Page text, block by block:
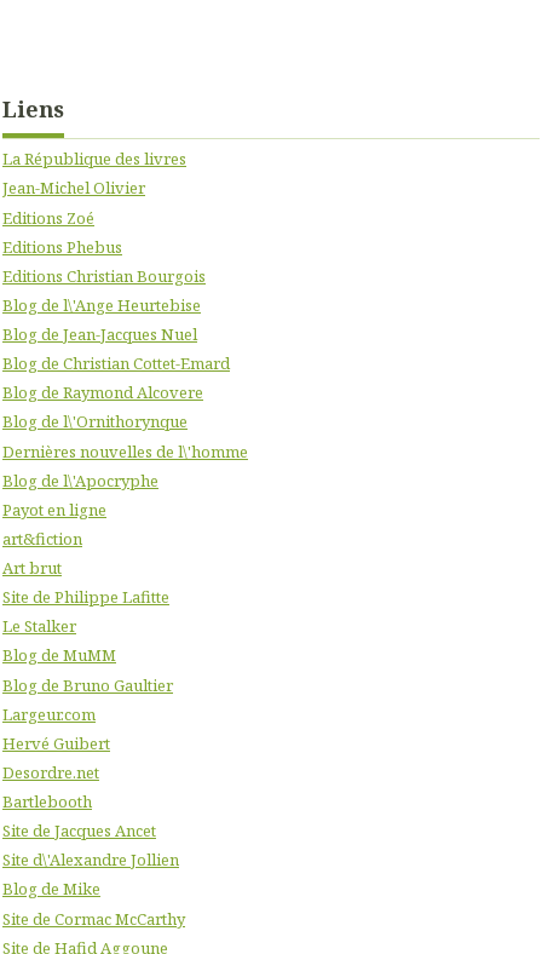
Liens
La République des livres
Jean-Michel Olivier
Editions Zoé
Editions Phebus
Editions Christian Bourgois
Blog de l\'Ange Heurtebise
Blog de Jean-Jacques Nuel
Blog de Christian Cottet-Emard
Blog de Raymond Alcovere
Blog de l\'Ornithorynque
Dernières nouvelles de l\'homme
Blog de l\'Apocryphe
Payot en ligne
art&fiction
Art brut
Site de Philippe Lafitte
Le Stalker
Blog de MuMM
Blog de Bruno Gaultier
Largeur.com
Hervé Guibert
Desordre.net
Bartlebooth
Site de Jacques Ancet
Site d\'Alexandre Jollien
Blog de Mike
Site de Cormac McCarthy
Site de Hafid Aggoune